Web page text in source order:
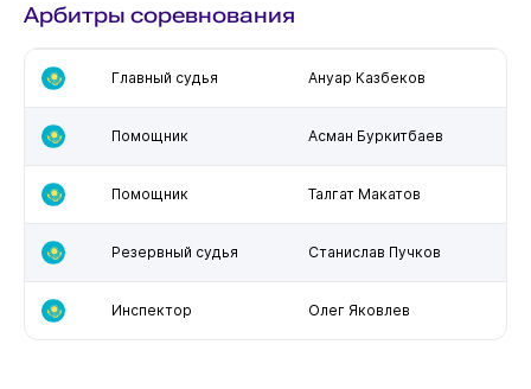
Арбитры соревнования
Главный судья Ануар Казбеков
Помощник Асман Буркитбаев
Помощник Талгат Макатов
Резервный судья Станислав Пучков
Инспектор Олег Яковлев